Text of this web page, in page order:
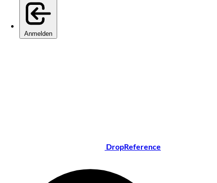
Anmelden
DropReference